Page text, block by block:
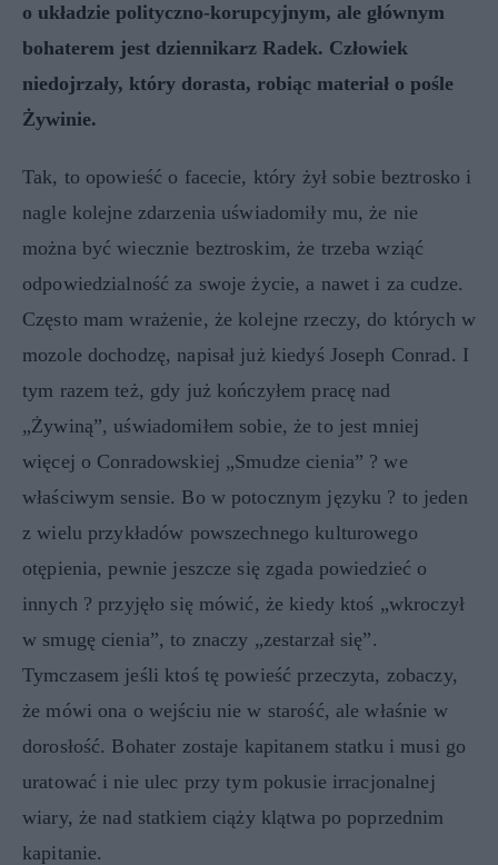
o układzie polityczno-korupcyjnym, ale głównym
bohaterem jest dziennikarz Radek. Człowiek
niedojrzały, który dorasta, robiąc materiał o pośle
Żywinie.
Tak, to opowieść o facecie, który żył sobie beztrosko i
nagle kolejne zdarzenia uświadomiły mu, że nie
można być wiecznie beztroskim, że trzeba wziąć
odpowiedzialność za swoje życie, a nawet i za cudze.
Często mam wrażenie, że kolejne rzeczy, do których w
mozole dochodzę, napisał już kiedyś Joseph Conrad. I
tym razem też, gdy już kończyłem pracę nad
„Żywiną”, uświadomiłem sobie, że to jest mniej
więcej o Conradowskiej „Smudze cienia” ? we
właściwym sensie. Bo w potocznym języku ? to jeden
z wielu przykładów powszechnego kulturowego
otępienia, pewnie jeszcze się zgada powiedzieć o
innych ? przyjęło się mówić, że kiedy ktoś „wkroczył
w smugę cienia”, to znaczy „zestarzał się”.
Tymczasem jeśli ktoś tę powieść przeczyta, zobaczy,
że mówi ona o wejściu nie w starość, ale właśnie w
dorosłość. Bohater zostaje kapitanem statku i musi go
uratować i nie ulec przy tym pokusie irracjonalnej
wiary, że nad statkiem ciąży klątwa po poprzednim
kapitanie.